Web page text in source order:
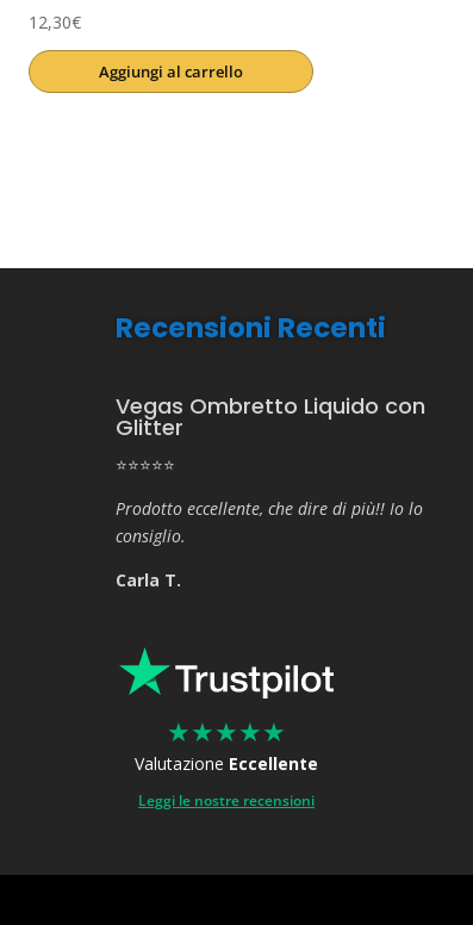
12,30€
Aggiungi al carrello
Recensioni Recenti
Vegas Ombretto Liquido con
Glitter
⭐⭐⭐⭐⭐
Prodotto eccellente, che dire di più!! Io lo
consiglio.
Carla T.
★★★★★
Valutazione Eccellente
Leggi le nostre recensioni